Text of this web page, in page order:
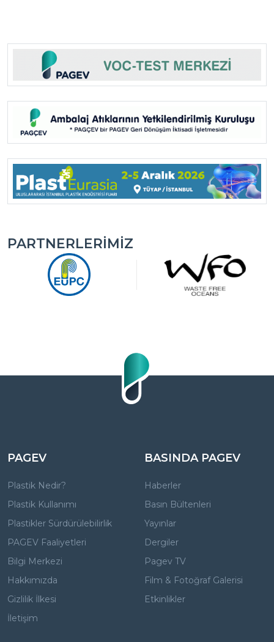
PARTNERLERIMIZ
PAGEV
Plastik Nedir?
Plastik Kullanımı
Plastikler Sürdürülebilirlik
PAGEV Faaliyetleri
Bilgi Merkezi
Hakkımızda
Gizlilik İlkesi
İletişim
BASINDA PAGEV
Haberler
Basın Bültenleri
Yayınlar
Dergiler
Pagev TV
Film & Fotoğraf Galerisi
Etkinlikler